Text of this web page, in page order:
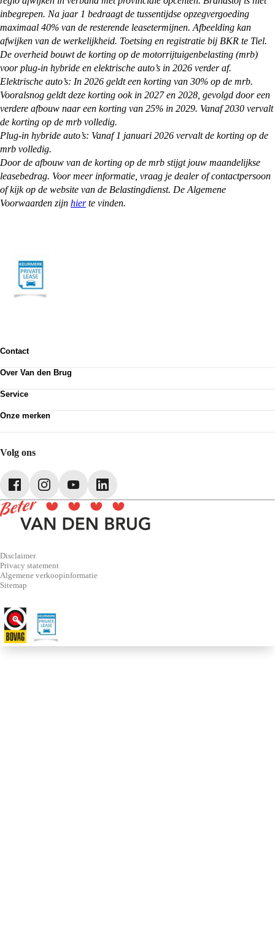
inbegrepen. Na jaar 1 bedraagt de tussentijdse opzegvergoeding
maximaal 40% van de resterende leasetermijnen. Afbeelding kan
afwijken van de werkelijkheid. Toetsing en registratie bij BKR te Tiel.
De overheid bouwt de korting op de motorrijtuigenbelasting (mrb)
voor plug-in hybride en elektrische auto’s in 2026 verder af.
Elektrische auto’s: In 2026 geldt een korting van 30% op de mrb.
Vooralsnog geldt deze korting ook in 2027 en 2028, gevolgd door een
verdere afbouw naar een korting van 25% in 2029. Vanaf 2030 vervalt
de korting op de mrb volledig.
Plug-in hybride auto’s: Vanaf 1 januari 2026 vervalt de korting op de
mrb volledig.
Door de afbouw van de korting op de mrb stijgt jouw maandelijkse
leasebedrag. Voor meer informatie, vraag je dealer of contactpersoon
of kijk op de website van de Belastingdienst. De Algemene
Voorwaarden zijn hierte vinden.
Contact
Vestigingen
Van den Brug account
Over Van den Brug
Over Van den Brug
Partnerships
Service
Pechhulp
Onze merken
SEAT
Volkswagen Bedrijfswagens
Volg ons
Disclaimer
Privacy statement
Algemene verkoopinformatie
Sitemap